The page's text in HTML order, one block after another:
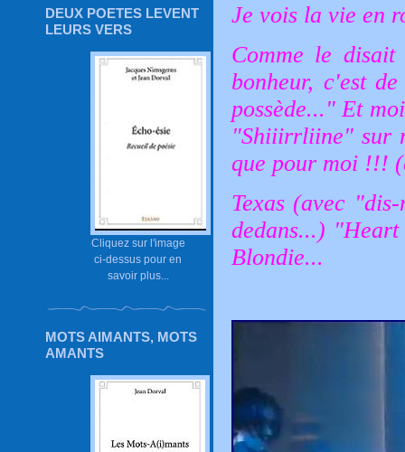
DEUX POETES LEVENT
LEURS VERS
Cliquez sur l'image
ci-dessus pour en
savoir plus...
MOTS AIMANTS, MOTS
AMANTS
Je vois la vie en
Comme le
bonheur, c'est
possède..." Et
"Shiiirrliine" sur
que pour moi !!!
Texas (avec
dedans...) "Heart
Blondie...